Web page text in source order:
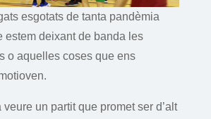
esgotats de tanta pandèmia
estem deixant de banda les
o aquelles coses que ens
un partit que promet ser d’alt